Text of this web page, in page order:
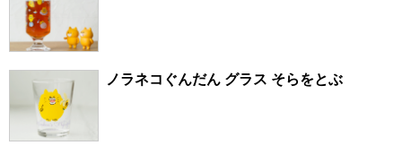
ノラネコぐんだん グラス そらをとぶ